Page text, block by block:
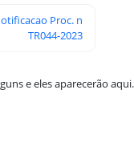
Proc. n
TR044-2023
e eles aparecerão aqui.